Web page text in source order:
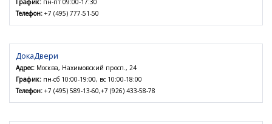
График: пн-пт 09:00-17:30
Телефон: +7 (495) 777-51-50
ДокаДвери
Адрес: Москва, Нахимовский просп., 24
График: пн-сб 10:00-19:00, вс 10:00-18:00
Телефон: +7 (495) 589-13-60,+7 (926) 433-58-78